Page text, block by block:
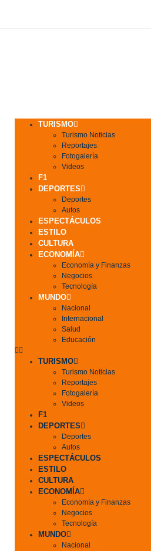
TURISMO
Turismo Noticias
Reportajes
Fotogalería
Videos
F1
DEPORTES
Deportes
Autos
ESPECTÁCULOS
ESTILO
CULTURA
ECONOMÍA
Economía y Finanzas
Negocios
Tecnología
MUNDO
Nacional
Internacional
Salud
Educación
TURISMO
Turismo Noticias
Reportajes
Fotogalería
Videos
F1
DEPORTES
Deportes
Autos
ESPECTÁCULOS
ESTILO
CULTURA
ECONOMÍA
Economía y Finanzas
Negocios
Tecnología
MUNDO
Nacional